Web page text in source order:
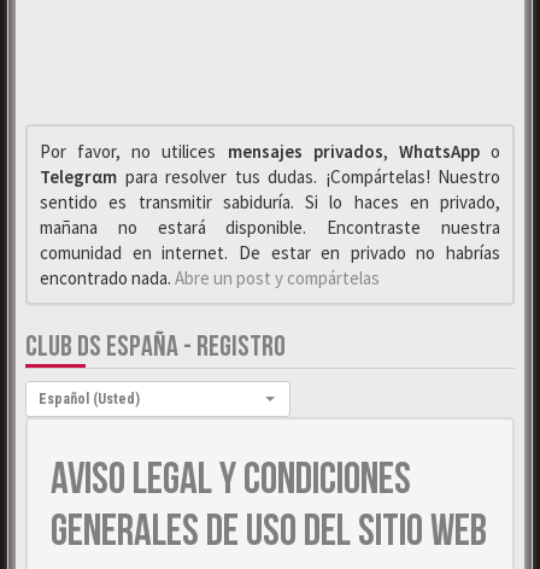
Por favor, no utilices mensajes privados, WhαtsAppo
Telegrαm para resolver tus dudas. ¡Compártelas! Nuestro
sentido es transmitir sabiduría. Si lo haces en privado,
mañana no estará disponible. Encontraste nuestra
comunidad en internet. De estar en privado no habrías
encontrado nada. Abre un post y compártelas
CLUB DS ESPAÑA - REGISTRO
Idioma:
Español (Usted)
AVISO LEGAL Y CONDICIONES
GENERALES DE USO DEL SITIO WEB